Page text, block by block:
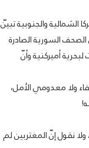
والجنوبية تبيّن
السورية الصادرة
لبحرية أميركنية وأنّ
ولا معدومي الأمل،
نقول إنّ المغتربين لم